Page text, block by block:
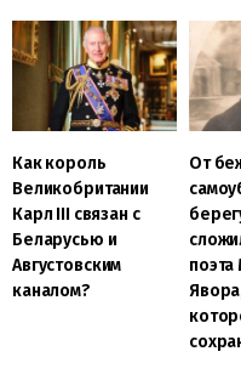
Как король
Великобритании
Карл III связан с
Беларусью и
Августовским
каналом?
От
поэта